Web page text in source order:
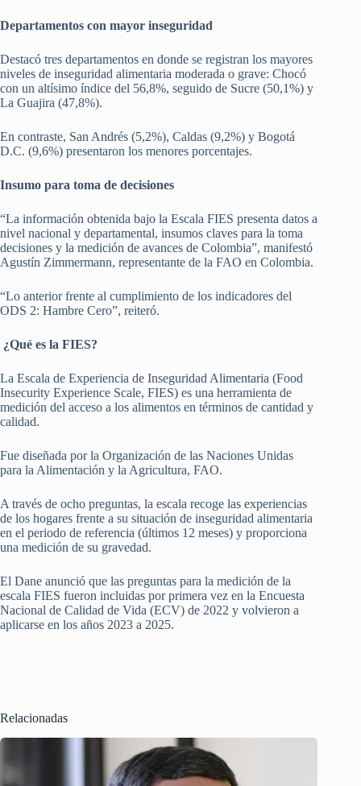
Departamentos con mayor inseguridad
Destacó tres departamentos en donde se registran los mayores
niveles de inseguridad alimentaria moderada o grave: Chocó
con un altísimo índice del 56,8%, seguido de Sucre (50,1%) y
La Guajira (47,8%).
En contraste, San Andrés (5,2%), Caldas (9,2%) y Bogotá
D.C. (9,6%) presentaron los menores porcentajes.
Insumo para toma de decisiones
“La información obtenida bajo la Escala FIES presenta datos a
nivel nacional y departamental, insumos claves para la toma
decisiones y la medición de avances de Colombia”, manifestó
Agustín Zimmermann, representante de la FAO en Colombia.
“Lo anterior frente al cumplimiento de los indicadores del
ODS 2: Hambre Cero”, reiteró.
¿Qué es la FIES?
La Escala de Experiencia de Inseguridad Alimentaria (Food
Insecurity Experience Scale, FIES) es una herramienta de
medición del acceso a los alimentos en términos de cantidad y
calidad.
Fue diseñada por la Organización de las Naciones Unidas
para la Alimentación y la Agricultura, FAO.
A través de ocho preguntas, la escala recoge las experiencias
de los hogares frente a su situación de inseguridad alimentaria
en el periodo de referencia (últimos 12 meses) y proporciona
una medición de su gravedad.
El Dane anunció que las preguntas para la medición de la
escala FIES fueron incluidas por primera vez en la Encuesta
Nacional de Calidad de Vida (ECV) de 2022 y volvieron a
aplicarse en los años 2023 a 2025.
Relacionadas